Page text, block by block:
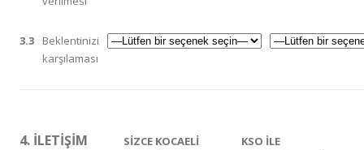
3.3
Beklentinizi
karşılaması
4. İLETİŞİM
SİZCE KOCAELİ
KSO İLE